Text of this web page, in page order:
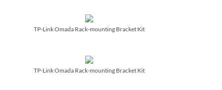
TP-Link Omada Rack-mounting Bracket Kit
TP-Link Omada Rack-mounting Bracket Kit